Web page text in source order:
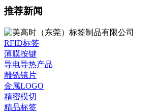
推荐新闻
RFID标签
薄膜按键
导电导热产品
雕铣镜片
金属LOGO
精密模切
精品标签